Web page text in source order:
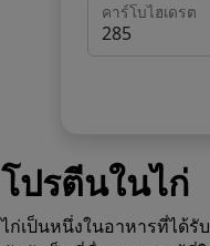
คาร์โบไฮเดรต
โปรตีนในไก่
ไก่เป็นหนึ่งในอาหารที่ได้